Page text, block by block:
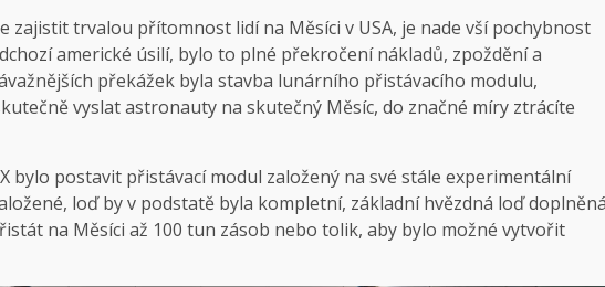
zajistit trvalou přítomnost lidí na Měsíci v USA, je nade vší pochybnost
americké úsilí, bylo to plné překročení nákladů, zpoždění a
překážek byla stavba lunárního přistávacího modulu,
vyslat astronauty na skutečný Měsíc, do značné míry ztrácíte
bylo postavit přistávací modul založený na své stále experimentální
loď by v podstatě byla kompletní, základní hvězdná loď
na Měsíci až 100 tun zásob nebo tolik, aby bylo možné vytvořit